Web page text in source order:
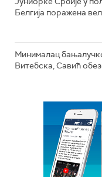
Белгија поражена
Минималац
Витебска, Савић